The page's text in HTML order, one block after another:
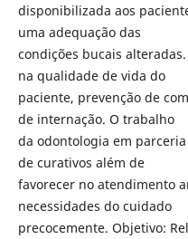
disponibilizada aos
uma adequação das
condições bucais
na qualidade de vida do
paciente, prevenção de
de internação. O trabalho
da odontologia em
de curativos além de
favorecer no atendimento
necessidades do cuidado
precocemente. Objetivo: